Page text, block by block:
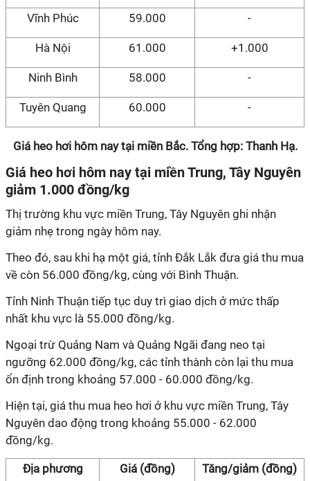
Vĩnh Phúc 59.000 -
Hà Nội 61.000 +1.000
Ninh Bình 58.000 -
Tuyên Quang 60.000 -
Giá heo hơi hôm nay tại miền Bắc. Tổng hợp: Thanh Hạ.
Giá heo hơi hôm nay tại miền Trung, Tây Nguyên
giảm 1.000 đồng/kg
Thị trường khu vực miền Trung, Tây Nguyên ghi nhận
giảm nhẹ trong ngày hôm nay.
Theo đó, sau khi hạ một giá, tỉnh Đắk Lắk đưa giá thu mua
về còn 56.000 đồng/kg, cùng với Bình Thuận.
Tỉnh Ninh Thuận tiếp tục duy trì giao dịch ở mức thấp
nhất khu vực là 55.000 đồng/kg.
Ngoại trừ Quảng Nam và Quảng Ngãi đang neo tại
ngưỡng 62.000 đồng/kg, các tỉnh thành còn lại thu mua
ổn định trong khoảng 57.000 - 60.000 đồng/kg.
Hiện tại, giá thu mua heo hơi ở khu vực miền Trung, Tây
Nguyên dao động trong khoảng 55.000 - 62.000
đồng/kg.
Địa phương Giá (đồng) Tăng/giảm (đồng)